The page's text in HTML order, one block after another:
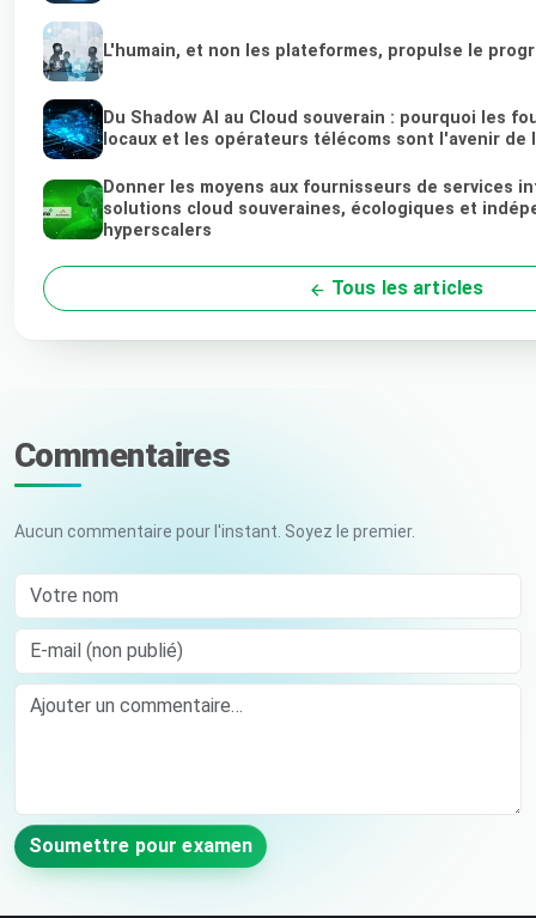
L'humain, et non les plateformes, propulse le
Du Shadow AI au Cloud souverain : pourquoi les
locaux et les opérateurs télécoms sont l'avenir de
Donner les moyens aux fournisseurs de services
solutions cloud souveraines, écologiques et
hyperscalers
Tous les articles
Commentaires
Aucun commentaire pour l'instant. Soyez le premier.
Votre nom
E-mail (non publié)
Comment
Soumettre pour examen